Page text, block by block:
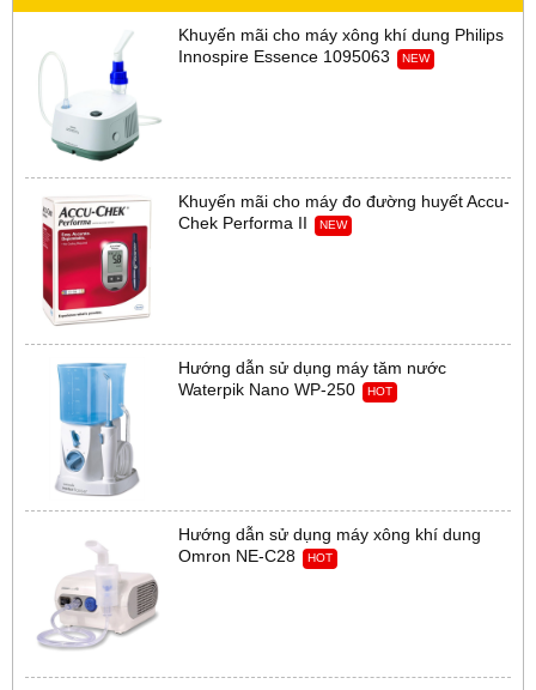
Khuyến mãi cho máy xông khí dung Philips
Innospire Essence 1095063
NEW
Khuyến mãi cho máy đo đường huyết Accu-
Chek Performa II
NEW
Hướng dẫn sử dụng máy tăm nước
Waterpik Nano WP-250
HOT
Hướng dẫn sử dụng máy xông khí dung
Omron NE-C28
HOT